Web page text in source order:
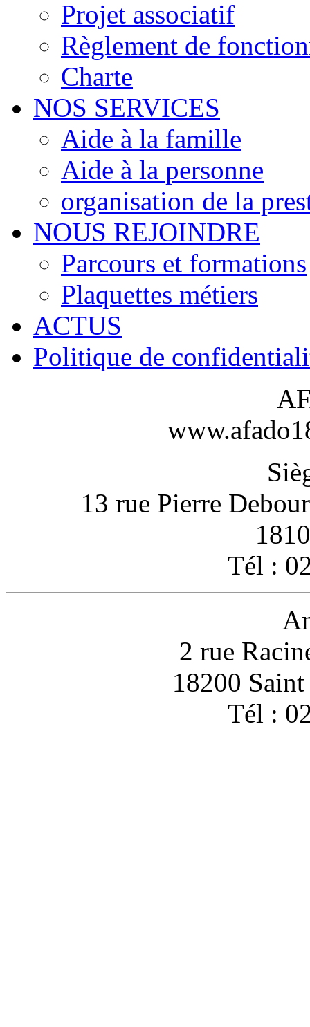
Projet associatif
Règlement de
Charte
NOS SERVICES
Aide à la famille
Aide à la personne
organisation de la
NOUS REJOINDRE
Parcours et formations
Plaquettes métiers
ACTUS
Politique de
13 rue Pierre
Tél :
2 rue
18200
Tél :